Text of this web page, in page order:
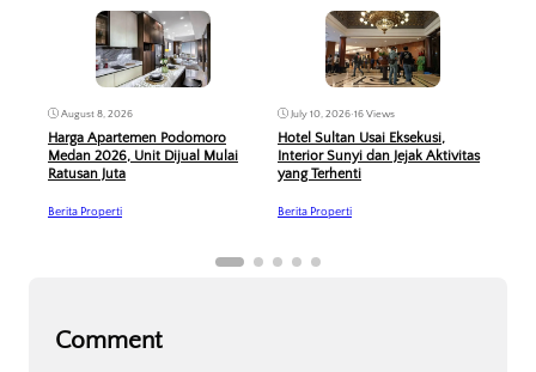
August 8, 2026
Harga Apartemen Podomoro
Medan 2026, Unit Dijual Mulai
Ratusan Juta
Berita Properti
July 10, 2026•16 Views
Hotel Sultan Usai Eksekusi,
Interior Sunyi dan Jejak Aktivitas
yang Terhenti
Berita Properti
Comment